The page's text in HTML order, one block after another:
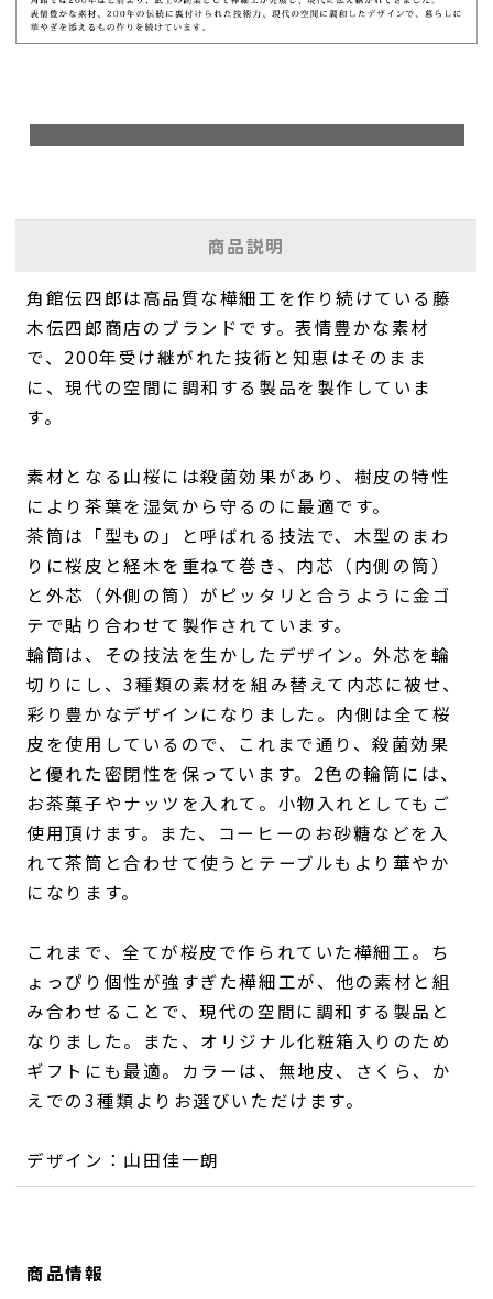
商品説明
角館伝四郎は高品質な樺細工を作り続けている藤
木伝四郎商店のブランドです。表情豊かな素材
で、200年受け継がれた技術と知恵はそのまま
に、現代の空間に調和する製品を製作していま
す。
素材となる山桜には殺菌効果があり、樹皮の特性
により茶葉を湿気から守るのに最適です。
茶筒は「型もの」と呼ばれる技法で、木型のまわ
りに桜皮と経木を重ねて巻き、内芯（内側の筒）
と外芯（外側の筒）がピッタリと合うように金ゴ
テで貼り合わせて製作されています。
輪筒は、その技法を生かしたデザイン。外芯を輪
切りにし、3種類の素材を組み替えて内芯に被せ、
彩り豊かなデザインになりました。内側は全て桜
皮を使用しているので、これまで通り、殺菌効果
と優れた密閉性を保っています。2色の輪筒には、
お茶菓子やナッツを入れて。小物入れとしてもご
使用頂けます。また、コーヒーのお砂糖などを入
れて茶筒と合わせて使うとテーブルもより華やか
になります。
これまで、全てが桜皮で作られていた樺細工。ち
ょっぴり個性が強すぎた樺細工が、他の素材と組
み合わせることで、現代の空間に調和する製品と
なりました。また、オリジナル化粧箱入りのため
ギフトにも最適。カラーは、無地皮、さくら、か
えでの3種類よりお選びいただけます。
デザイン：山田佳一朗
商品情報